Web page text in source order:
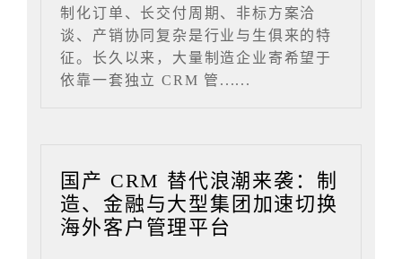
制化订单、长交付周期、非标方案洽
谈、产销协同复杂是行业与生俱来的特
征。长久以来，大量制造企业寄希望于
依靠一套独立 CRM 管......
国产 CRM 替代浪潮来袭：制
造、金融与大型集团加速切换
海外客户管理平台